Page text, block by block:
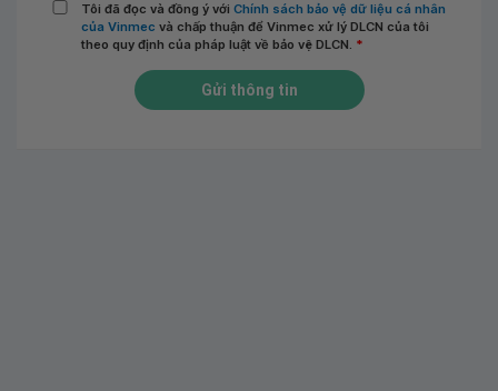
Tôi đã đọc và đồng ý với Chính sách bảo vệ dữ liệu cá nhân
của Vinmec và chấp thuận để Vinmec xử lý DLCN của tôi
theo quy định của pháp luật về bảo vệ DLCN. *
Gửi thông tin